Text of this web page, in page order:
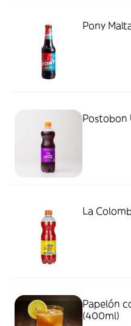
Pony
Postobon
La
Papelón
(400ml)